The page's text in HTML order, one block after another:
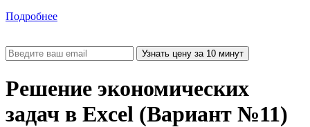
Подробнее
Решение экономических
задач в Excel (Вариант №11)